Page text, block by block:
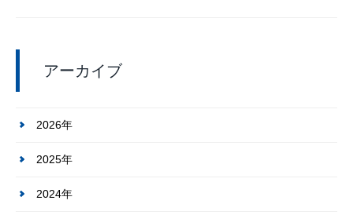
アーカイブ
2026年
2025年
2024年